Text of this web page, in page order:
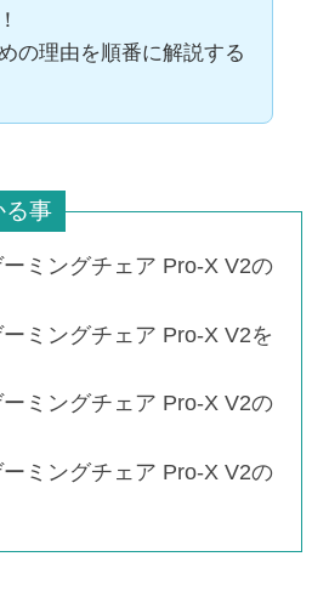
の理由を順番に解説する
る事
ミングチェア Pro-X V2の
ミングチェア Pro-X V2を
ミングチェア Pro-X V2の
ミングチェア Pro-X V2の